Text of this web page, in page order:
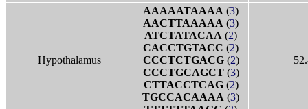
Hypothalamus
AAAAATAAAA (3)
AACTTAAAAA (3)
ATCTATACAA (2)
CACCTGTACC (2)
CCCTCTGACG(2)
CCCTGCAGCT(3)
CTTACCTCAG(2)
TGCCACAAAA (3)